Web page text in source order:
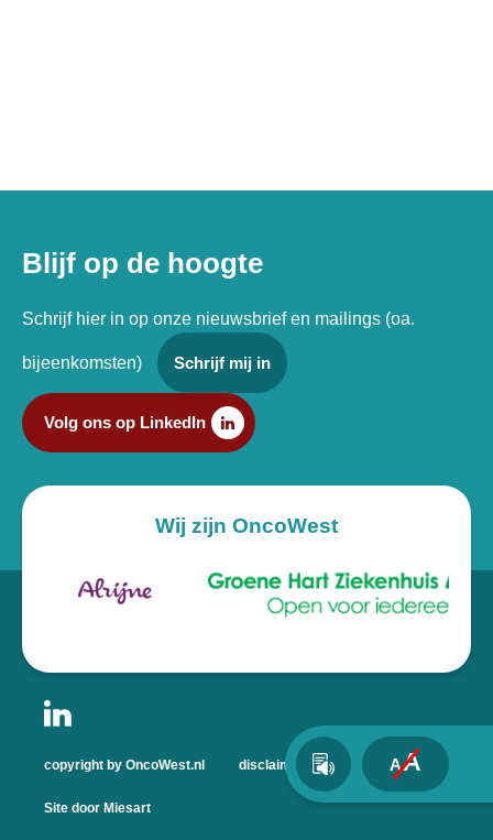
Blijf op de hoogte
Schrijf hier in op onze nieuwsbrief en mailings (oa.
bijeenkomsten) Schrijf mij in
Volg ons op LinkedIn
Wij zijn OncoWest
copyright by OncoWest.nl disclaimer privacyverklaring
Site door Miesart
AA